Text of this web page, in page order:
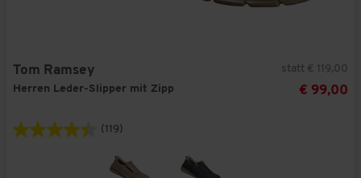
Tom Ramsey
Herren Leder-Slipper mit Zipp
statt € 119,00
€ 99,00
(119)